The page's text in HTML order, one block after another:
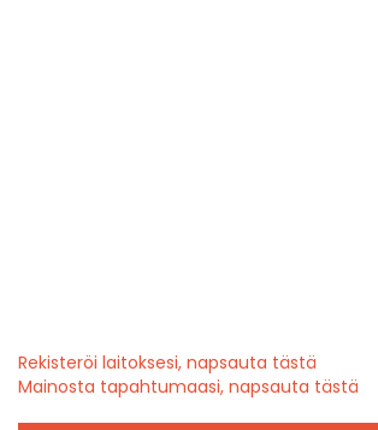
Rekisteröi laitoksesi, napsauta tästä
Mainosta tapahtumaasi, napsauta tästä